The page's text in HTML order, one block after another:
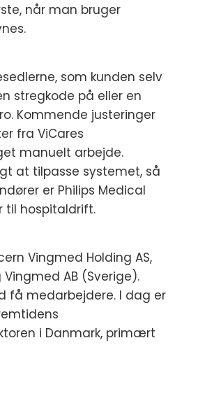
når man bruger
som kunden selv
stregkode på eller en
Kommende justeringer
fra ViCares
manuelt arbejde.
at tilpasse systemet, så
er Philips Medical
til hospitaldrift.
Vingmed Holding AS,
AB (Sverige).
få medarbejdere. I dag er
i Danmark, primært